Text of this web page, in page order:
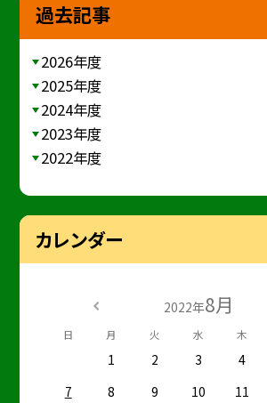
過去記事
2026年度
2025年度
2024年度
2023年度
2022年度
カレンダー
2022年8月
日 月 火 水 木
1 2 3 4
7
8 9 10 11